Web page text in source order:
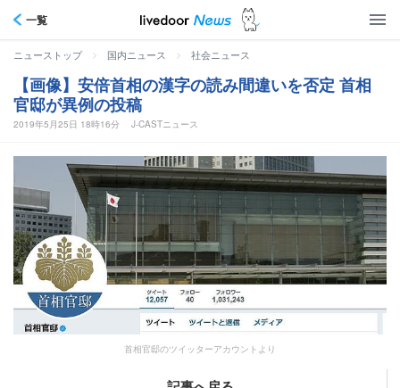
一覧
ニューストップ > 国内ニュース > 社会ニュース
【画像】安倍首相の漢字の読み間違いを否定 首相
官邸が異例の投稿
2019年5月25日 18時16分 J-CASTニュース
首相官邸のツイッターアカウントより